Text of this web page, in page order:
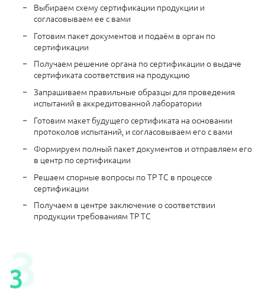
Выбираем схему сертификации продукции и
согласовываем ее с вами
Готовим пакет документов и подаём в орган по
сертификации
Получаем решение органа по сертификации о выдаче
сертификата соответствия на продукцию
Запрашиваем правильные образцы для проведения
испытаний в аккредитованной лаборатории
Готовим макет будущего сертификата на основании
протоколов испытаний, и согласовываем его с вами
Формируем полный пакет документов и отправляем его
в центр по сертификации
Решаем спорные вопросы по ТР ТС в процессе
сертификации
Получаем в центре заключение о соответствии
продукции требованиям ТР ТС